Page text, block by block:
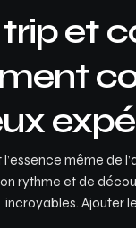
et
même de
rythme et de
incroyables. Ajouter